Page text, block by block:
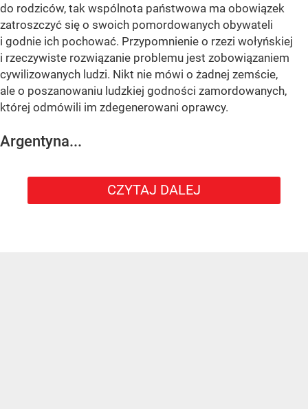
do rodziców, tak wspólnota państwowa ma obowiązek
zatroszczyć się o swoich pomordowanych obywateli
i godnie ich pochować. Przypomnienie o rzezi wołyńskiej
i rzeczywiste rozwiązanie problemu jest zobowiązaniem
cywilizowanych ludzi. Nikt nie mówi o żadnej zemście,
ale o poszanowaniu ludzkiej godności zamordowanych,
której odmówili im zdegenerowani oprawcy.
Argentyna...
CZYTAJ DALEJ